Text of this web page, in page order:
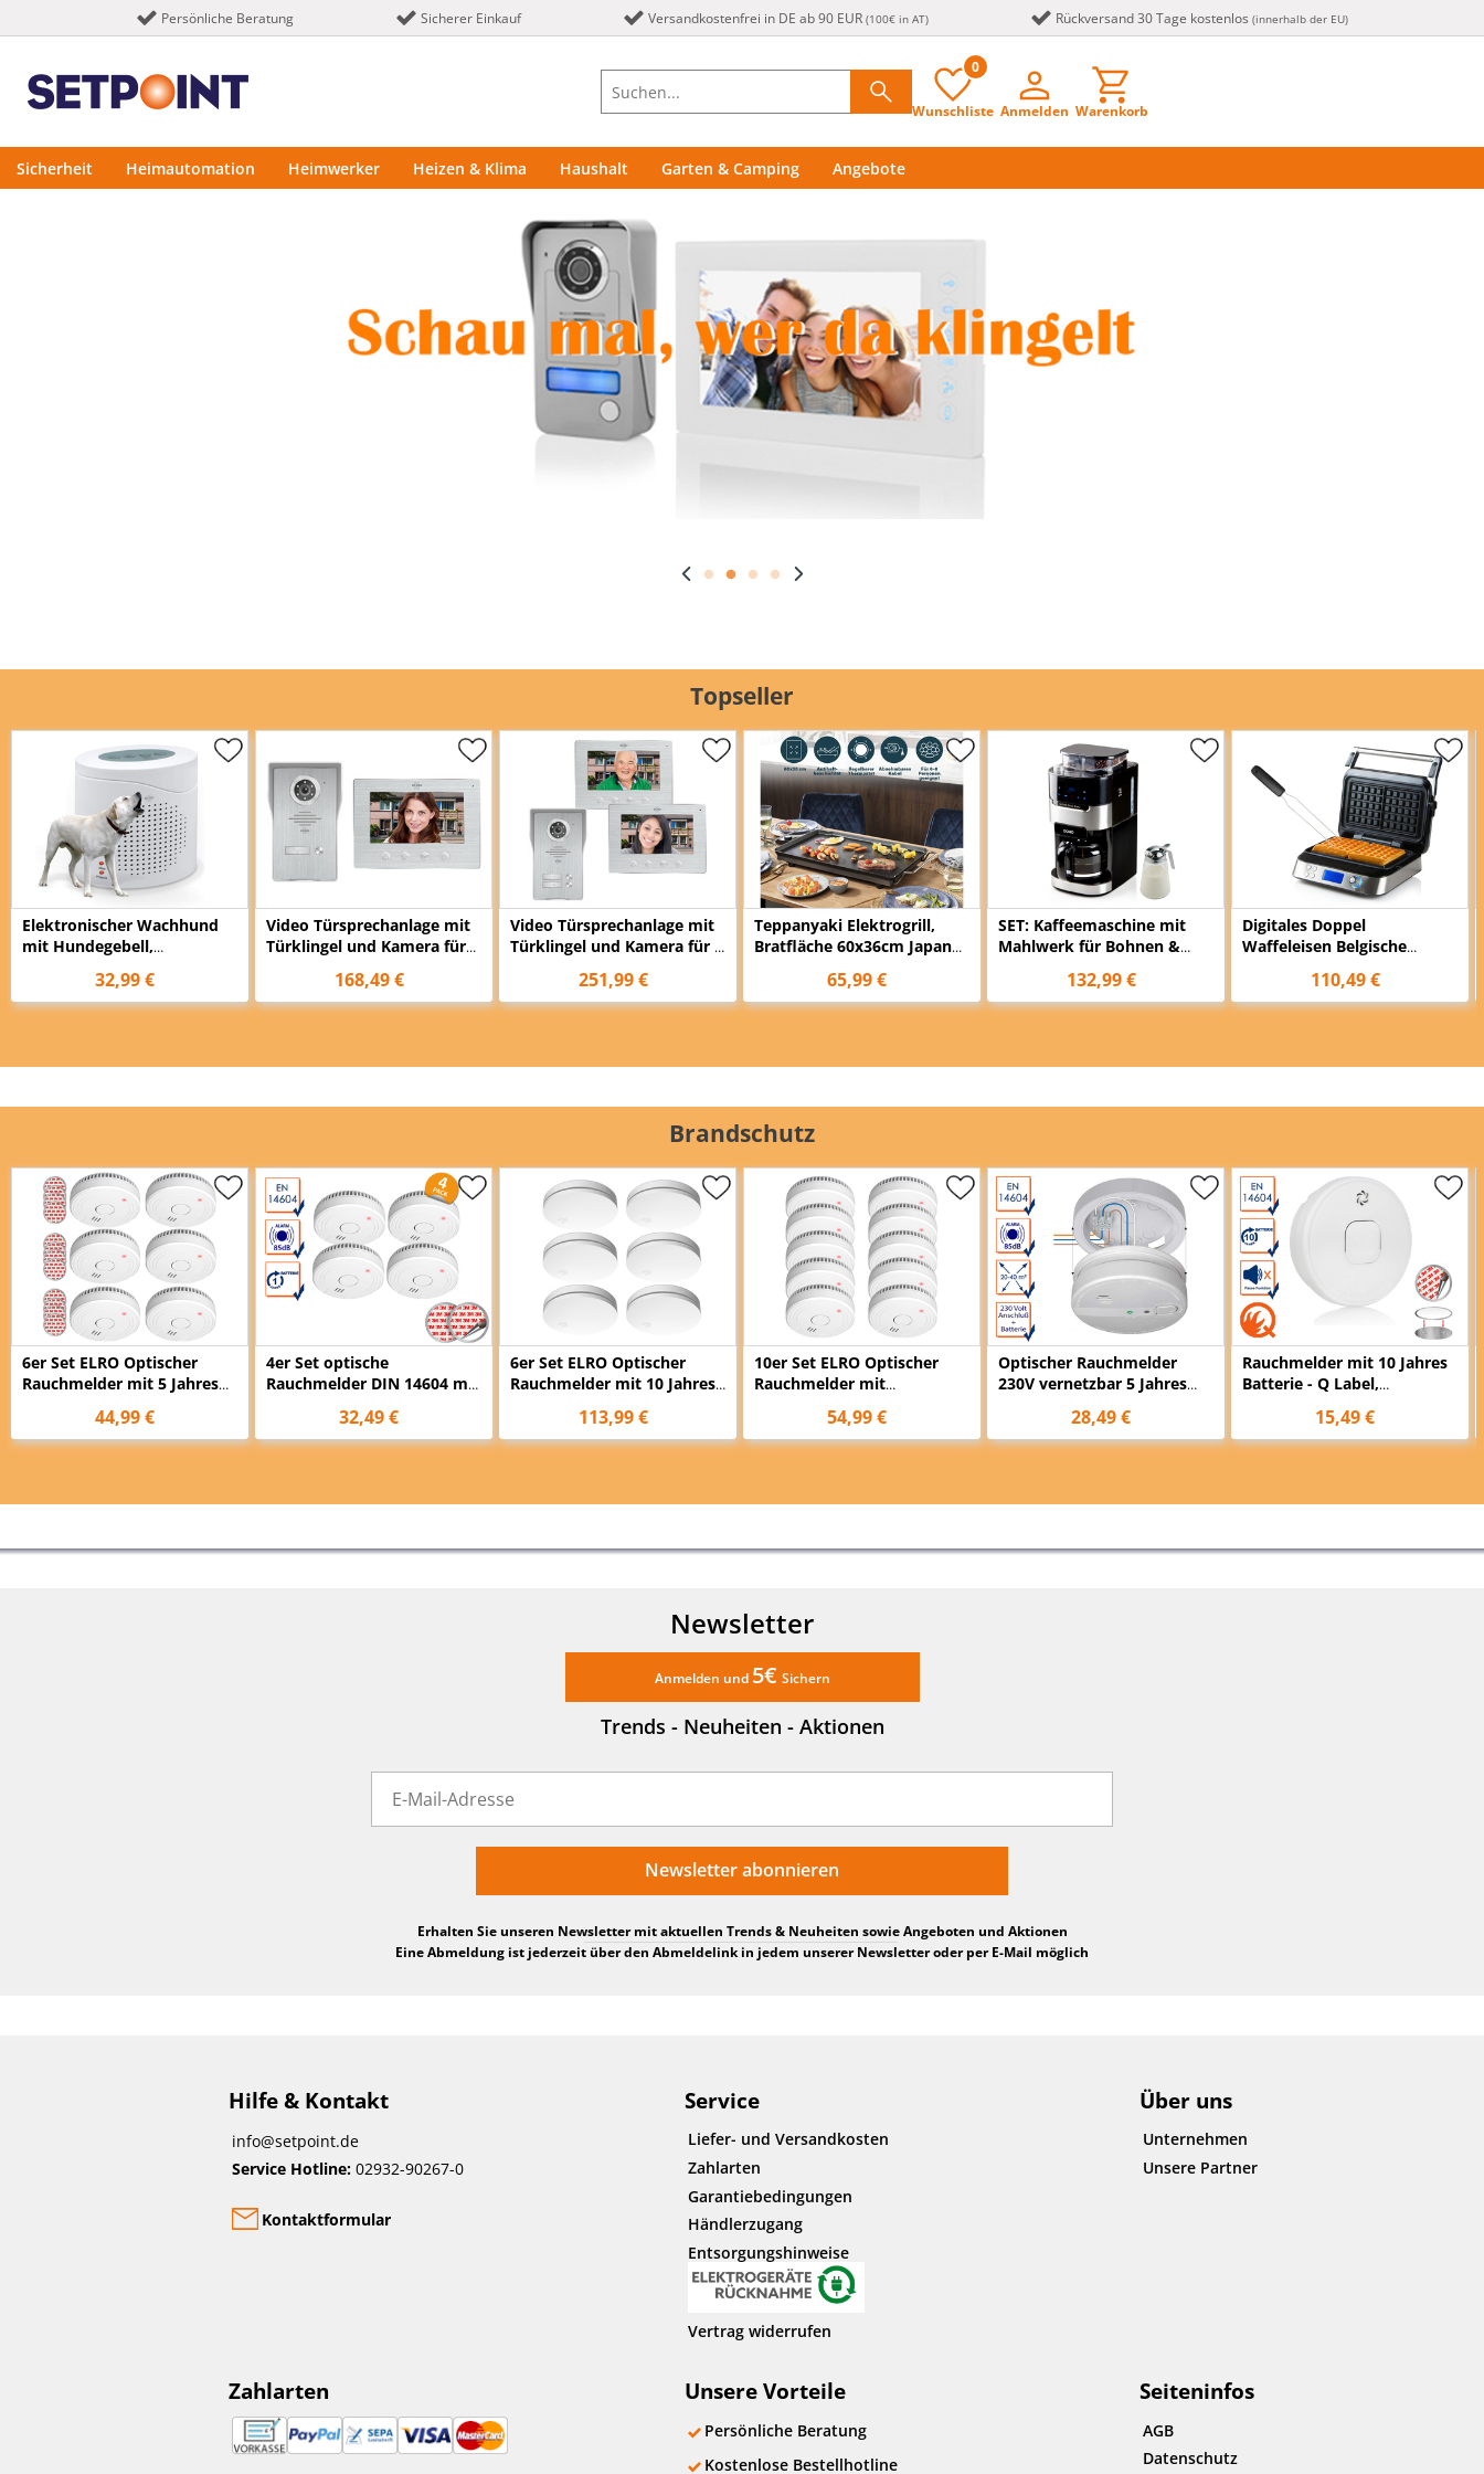
Persönliche Beratung Sicherer Einkauf Versandkostenfrei in DE ab 90 EUR (100€ in AT) Rückversand 30 Tage kostenlos (innerhalb der EU)
0
Wunschliste Anmelden Warenkorb
Sicherheit Heimautomation Heimwerker Heizen & Klima Haushalt Garten & Camping Angebote
Topseller
Elektronischer Wachhund
mit Hundegebell,
32,99 €
Video Türsprechanlage mit
Türklingel und Kamera für
168,49 €
Video Türsprechanlage mit
Türklingel und Kamera für 2
251,99 €
Teppanyaki Elektrogrill,
Bratfläche 60x36cm Japan
65,99 €
SET: Kaffeemaschine mit
Mahlwerk für Bohnen &
Milchkännchen
132,99 €
Digitales Doppel
Waffeleisen Belgische
Timer mit Waffelgabel
110,49 €
Brandschutz
6er Set ELRO Optischer
Rauchmelder mit 5 Jahres
44,99 €
4er Set optische
Rauchmelder DIN 14604 mit
32,49 €
6er Set ELRO Optischer
Rauchmelder mit 10 Jahres
113,99 €
10er Set ELRO Optischer
Rauchmelder mit
Batterie, Ø 10cm
54,99 €
Optischer Rauchmelder
230V vernetzbar 5 Jahres
Montageplatte
28,49 €
Rauchmelder mit 10 Jahres
Batterie - Q Label,
15,49 €
Newsletter
Anmelden und 5€ Sichern
Trends - Neuheiten - Aktionen
Newsletter abonnieren
Erhalten Sie unseren Newsletter mit aktuellen Trends & Neuheiten sowie Angeboten und Aktionen
Eine Abmeldung ist jederzeit über den Abmeldelink in jedem unserer Newsletter oder per E-Mail möglich
Hilfe & Kontakt
info@setpoint.de
Service Hotline: 02932-90267-0
Kontaktformular
Service
Liefer- und Versandkosten
Zahlarten
Garantiebedingungen
Händlerzugang
Entsorgungshinweise
Vertrag widerrufen
Über uns
Unternehmen
Unsere Partner
Zahlarten Unsere Vorteile
Persönliche Beratung
Kostenlose Bestellhotline
Seiteninfos
AGB
Datenschutz